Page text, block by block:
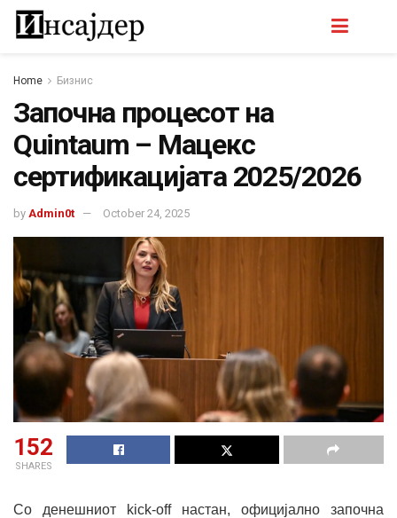
Home Бизнис
Започна процесот на
Quintaum – Мацекс
сертификацијата 2025/2026
by Admin0t October 24, 2025
152
SHARES
Со денешниот kick-off настан, официјално започна